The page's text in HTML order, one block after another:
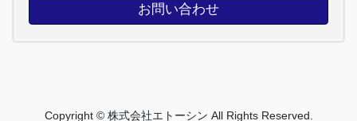
お問い合わせ
Copyright © 株式会社エトーシン All Rights Reserved.